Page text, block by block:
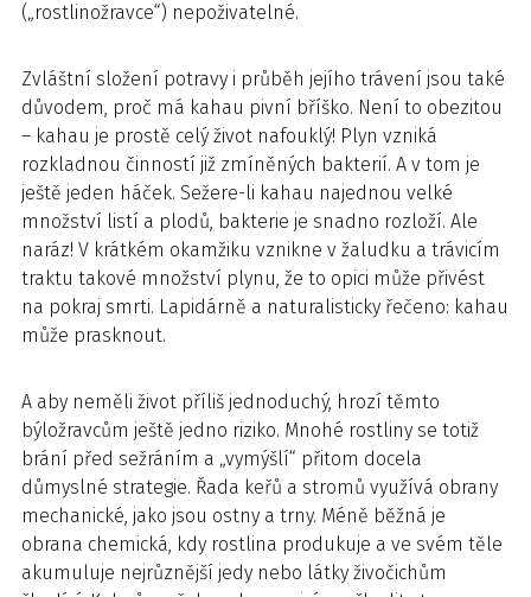
(„rostlinožravce“) nepoživatelné.
Zvláštní složení potravy i průběh jejího trávení jsou také
důvodem, proč má kahau pivní bříško. Není to obezitou
– kahau je prostě celý život nafouklý! Plyn vzniká
rozkladnou činností již zmíněných bakterií. A v tom je
ještě jeden háček. Sežere-li kahau najednou velké
množství listí a plodů, bakterie je snadno rozloží. Ale
naráz! V krátkém okamžiku vznikne v žaludku a trávicím
traktu takové množství plynu, že to opici může přivést
na pokraj smrti. Lapidárně a naturalisticky řečeno: kahau
může prasknout.
A aby neměli život příliš jednoduchý, hrozí těmto
býložravcům ještě jedno riziko. Mnohé rostliny se totiž
brání před sežráním a „vymýšlí“ přitom docela
důmyslné strategie. Řada keřů a stromů využívá obrany
mechanické, jako jsou ostny a trny. Méně běžná je
obrana chemická, kdy rostlina produkuje a ve svém těle
akumuluje nejrůznější jedy nebo látky živočichům